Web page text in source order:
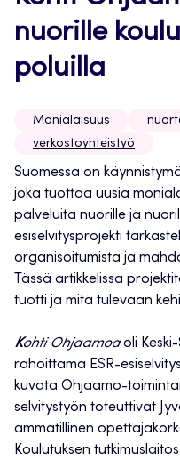
nuorille
poluilla
Monialaisuus
verkostoyhteistyö
Suomessa on
joka tuottaa uusia
palveluita nuorille ja
esiselvitysprojekti
organisoitumista ja
Tässä artikkelissa
tuotti ja mitä tulevaan
Kohti Ohjaamoaoli Keski-
rahoittama ESR-
kuvata Ohjaamo-
selvitystyön toteuttivat
ammatillinen
Koulutuksen